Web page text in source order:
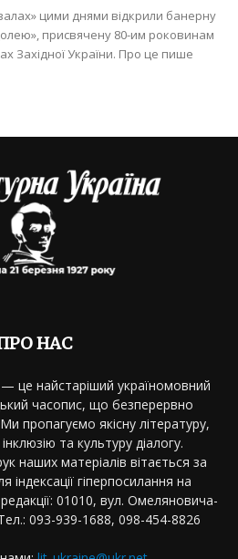
цими днями відкрили банерну
присвячену 80-им роковинам
Західної України. Про це пише
НАС
— це найстаріший україномовний
часопис, що безперервно
пропагуємо якісну літературу,
та культуру діалогу.
наших матеріалів вітається за
індексації гіперпосилання на
01010, вул. Омеляновича-
093-939-1688, 098-454-8826